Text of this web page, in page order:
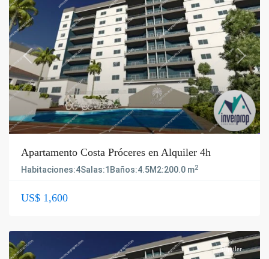
Previous Next
Apartamento Costa Próceres en Alquiler 4h
Habitaciones:4Salas:1 Baños:4.5M2:200.0 m2
US$ 1,600
Alquiler